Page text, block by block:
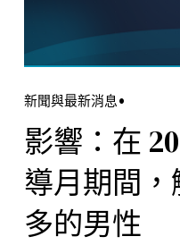
新聞與最新消息
影響：在
導月期間
多的男性